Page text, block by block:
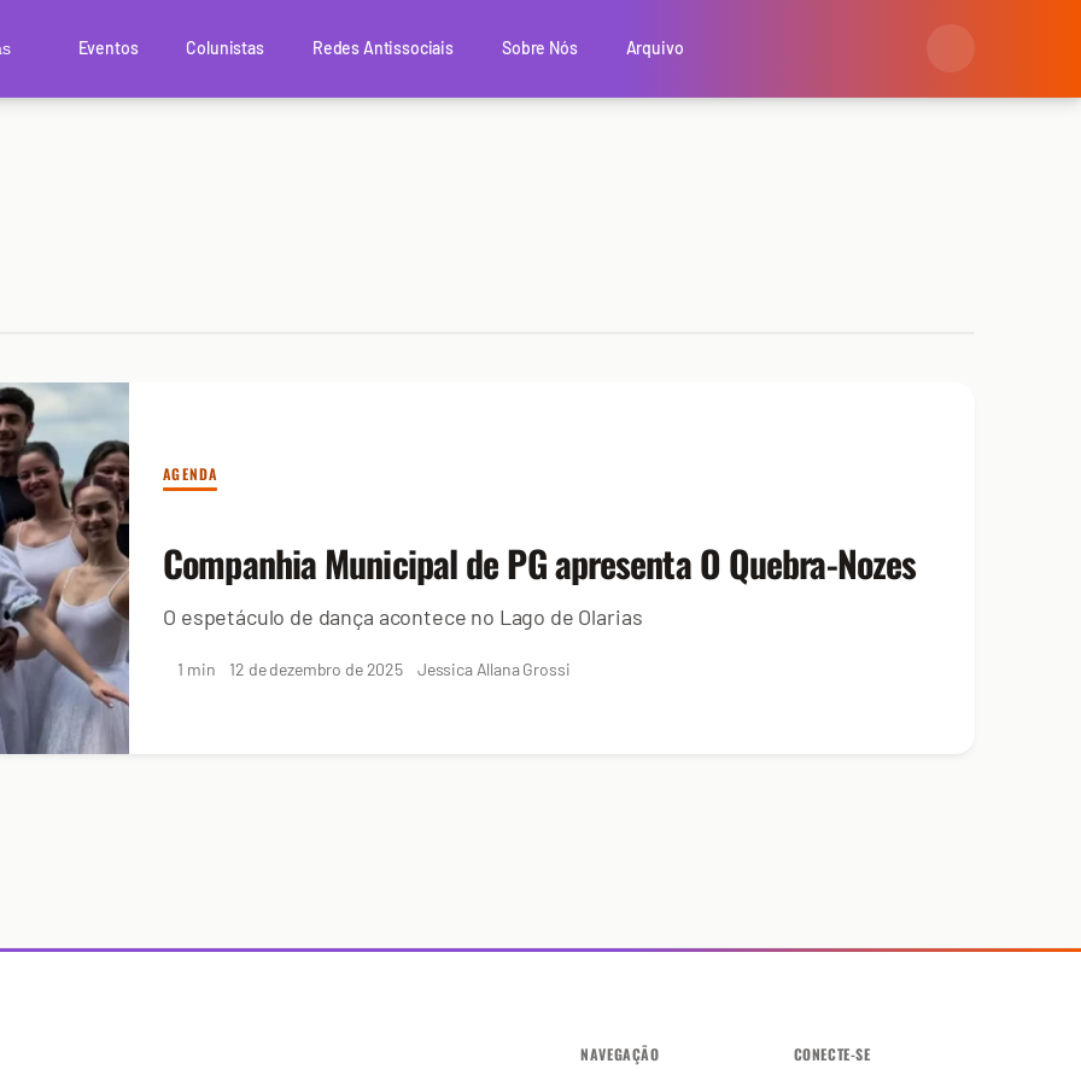
Eventos Colunistas Redes Antissociais Sobre Nós Arquivo
AGENDA
Companhia Municipal de PG apresenta O Quebra-Nozes
O espetáculo de dança acontece no Lago de Olarias
1 min 12 de dezembro de 2025 Jessica Allana Grossi
NAVEGAÇÃO CONECTE-SE